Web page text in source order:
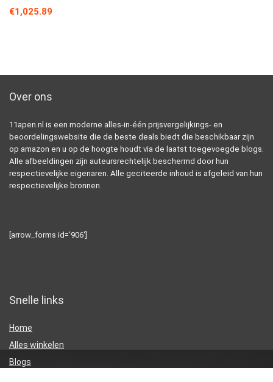
€1,025.89
Over ons
11apen.nl is een moderne alles-in-één prijsvergelijkings- en
beoordelingswebsite die de beste deals biedt die beschikbaar zijn
op amazon en u op de hoogte houdt via de laatst toegevoegde blogs.
Alle afbeeldingen zijn auteursrechtelijk beschermd door hun
respectievelijke eigenaren. Alle geciteerde inhoud is afgeleid van hun
respectievelijke bronnen.
[arrow_forms id=’906′]
Snelle links
Home
Alles winkelen
Blogs